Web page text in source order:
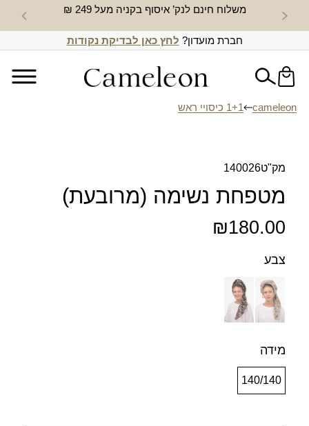
משלוח חינם לנק’ איסוף בקניה מעל 249 ₪ חדש
חברת מועדון? לחץ כאן לבדיקת נקודות
cameleon 1+1 כיסויי ראש
מק"ט140026
מטפחת נשימה (מרובעת)
₪180.00
צבע
מידה
140/140